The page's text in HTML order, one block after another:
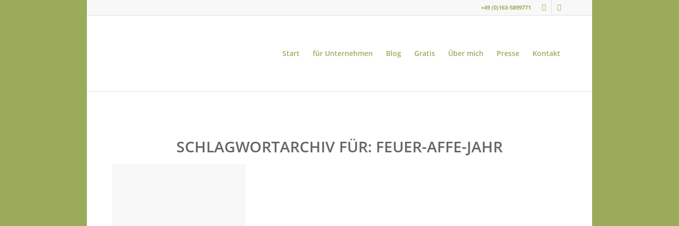
+49 (0)163-5899771
Start für Unternehmen Blog Gratis Über mich Presse Kontakt
SCHLAGWORTARCHIV FÜR: FEUER-AFFE-JAHR